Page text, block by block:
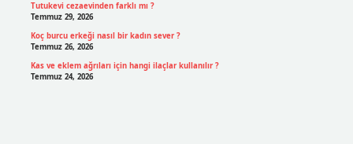
Tutukevi cezaevinden farklı mı ?
Temmuz 29, 2026
Koç burcu erkeği nasıl bir kadın sever ?
Temmuz 26, 2026
Kas ve eklem ağrıları için hangi ilaçlar kullanılır ?
Temmuz 24, 2026